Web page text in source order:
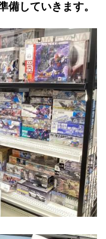
備していきます。